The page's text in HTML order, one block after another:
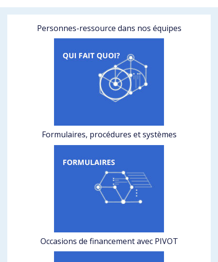
Personnes-ressource dans nos équipes
Formulaires, procédures et systèmes
Occasions de financement avec PIVOT